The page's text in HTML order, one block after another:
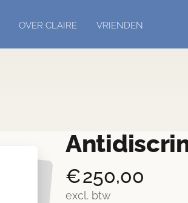
OVER CLAIRE VRIENDEN
€250,00
excl. btw